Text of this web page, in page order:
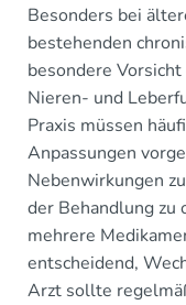
Besonders bei
bestehenden
besondere
Nieren- und
Praxis müssen
Anpassungen
Nebenwirkungen
der Behandlung zu
mehrere
entscheidend,
Arzt sollte